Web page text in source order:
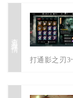
查看详情